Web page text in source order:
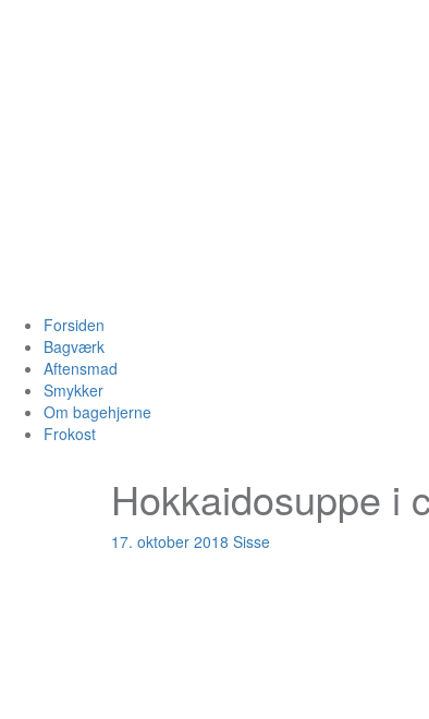
Forsiden
Bagværk
Aftensmad
Smykker
Om bagehjerne
Frokost
Hokkaidosuppe i
17. oktober 2018 Sisse